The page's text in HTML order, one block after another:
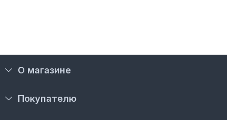
О магазине
Покупателю